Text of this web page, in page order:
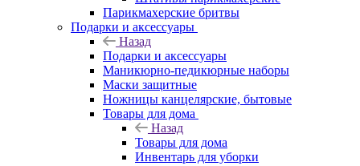
Парикмахерские бритвы
Подарки и аксессуары
Назад
Подарки и аксессуары
Маникюрно-педикюрные наборы
Маски защитные
Ножницы канцелярские, бытовые
Товары для дома
Назад
Товары для дома
Инвентарь для уборки